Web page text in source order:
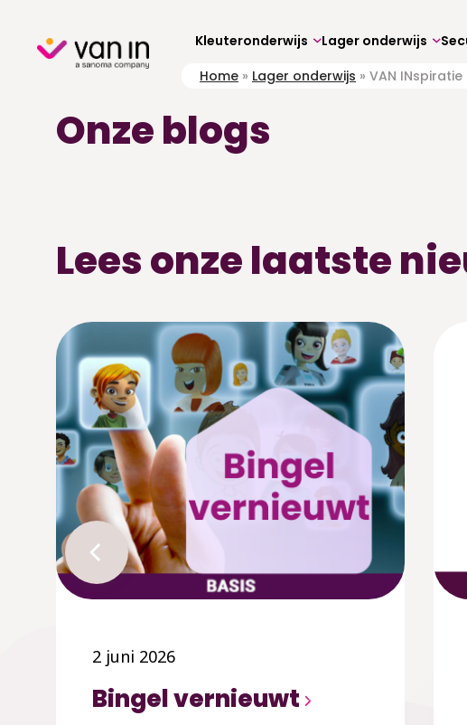
content Kleuteronderwijs Lager onderwijs
Home » Lager onderwijs » VAN INspiratie
Onze blogs
Lees onze laatste
2 juni 2026
Bingel vernieuwt